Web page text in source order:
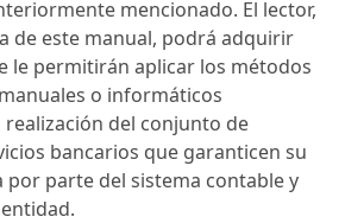
mencionado. El lector,
de este manual, podrá adquirir
le permitirán aplicar los métodos
o informáticos
realización del conjunto de
bancarios que garanticen su
por parte del sistema contable y